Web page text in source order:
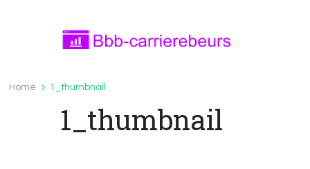
Home 1_thumbnail
1_thumbnail